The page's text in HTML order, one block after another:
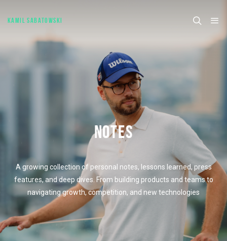
KAMIL SABATOWSKI
NOTES
A growing collection of personal notes, lessons learned, press
features, and deep dives. From building products and teams to
navigating growth, competition, and new technologies